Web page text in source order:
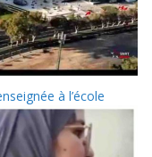
à l’école